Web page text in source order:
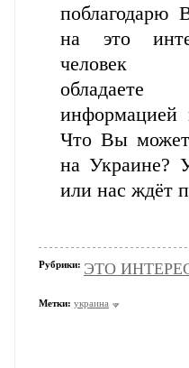
поблагодарю
на это
человек
обладаете
информацией
Что Вы
на Украине?
или нас ждёт
Рубрики: ЭТО
Метки: украина